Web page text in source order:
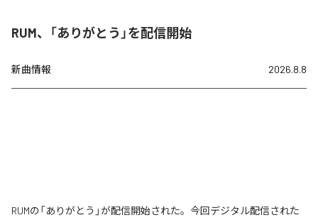
RUM、「ありがとう」を配信開始
新曲情報 2026.8.8
RUMの「ありがとう」が配信開始された。今回デジタル配信された